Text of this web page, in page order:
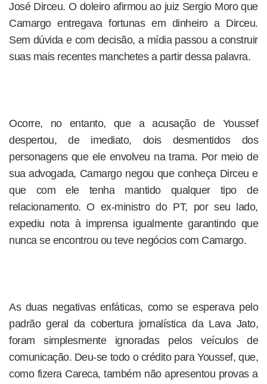
José Dirceu. O doleiro afirmou ao juiz Sergio Moro que
Camargo entregava fortunas em dinheiro a Dirceu.
Sem dúvida e com decisão, a mídia passou a construir
suas mais recentes manchetes a partir dessa palavra.
Ocorre, no entanto, que a acusação de Youssef
despertou, de imediato, dois desmentidos dos
personagens que ele envolveu na trama. Por meio de
sua advogada, Camargo negou que conheça Dirceu e
que com ele tenha mantido qualquer tipo de
relacionamento. O ex-ministro do PT, por seu lado,
expediu nota à imprensa igualmente garantindo que
nunca se encontrou ou teve negócios com Camargo.
As duas negativas enfáticas, como se esperava pelo
padrão geral da cobertura jornalística da Lava Jato,
foram simplesmente ignoradas pelos veículos de
comunicação. Deu-se todo o crédito para Youssef, que,
como fizera Careca, também não apresentou provas a